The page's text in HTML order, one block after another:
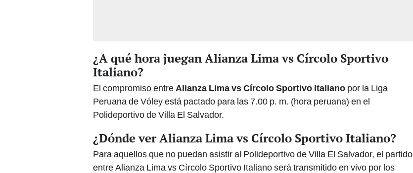
¿A qué hora juegan Alianza Lima vs Círcolo Sportivo
Italiano?
El compromiso entre Alianza Lima vs Círcolo Sportivo Italiano por la Liga
Peruana de Vóley está pactado para las 7.00 p. m. (hora peruana) en el
Polideportivo de Villa El Salvador.
¿Dónde ver Alianza Lima vs Círcolo Sportivo Italiano?
Para aquellos que no puedan asistir al Polideportivo de Villa El Salvador, el partido
entre Alianza Lima vs Círcolo Sportivo Italiano será transmitido en vivo por los